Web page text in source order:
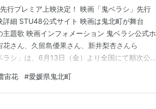
行プレミア上映決定！ 映画「鬼ベラシ」先行
細 STU48公式サイト 映画は鬼北町が舞台
題歌 映画インフォメーション 鬼ベラシ公式ホ
さん、久留島優果さん、新井梨杏さんら
シ」は、6月13日（金）より全国にて順次公
舞台あいさつで登壇するということですよ。
宙花 #愛媛県鬼北町